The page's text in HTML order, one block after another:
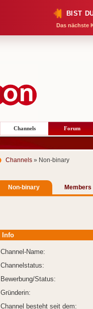
BIST
Das nächste
Channels Forum
Channels » Non-binary
Non-binary Members
Info
Channel-Name:
Channelstatus:
Bewerbung/Status:
Gründerin:
Channel besteht seit dem: